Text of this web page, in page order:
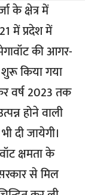
के क्षेत्र में
में प्रदेश में
की आगर-
किया गया
वर्ष 2023 तक
होने वाली
दी जायेगी।
क्षमता के
से मिल